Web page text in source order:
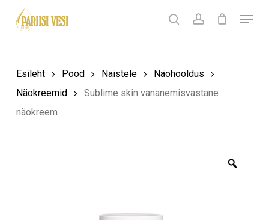
Products
search
searchaccount
Menu
Ostukorv
Esileht Pood Naistele
Näohooldus
Näokreemid
Sublime skin vananemisvastane
näokreem